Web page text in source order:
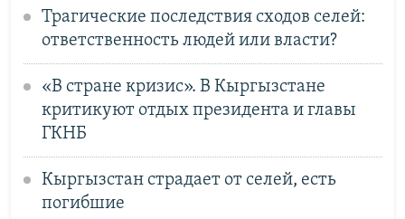
Трагические последствия сходов селей:
ответственность людей или власти?
«В стране кризис». В Кыргызстане
критикуют отдых президента и главы
ГКНБ
Кыргызстан страдает от селей, есть
погибшие